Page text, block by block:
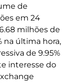
de
em 24
milhões de
na última hora,
de 9.95%
interesse do